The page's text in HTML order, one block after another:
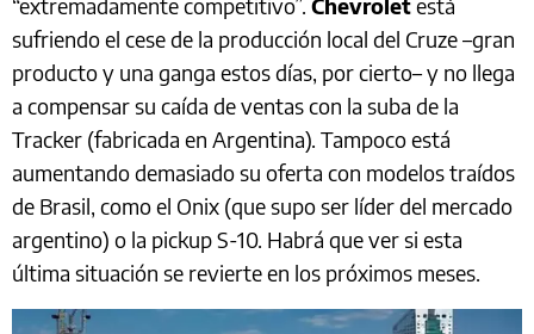
sufriendo el cese de la producción local del Cruze –gran
producto y una ganga estos días, por cierto– y no llega
a compensar su caída de ventas con la suba de la
Tracker (fabricada en Argentina). Tampoco está
aumentando demasiado su oferta con modelos traídos
de Brasil, como el Onix (que supo ser líder del mercado
argentino) o la pickup S-10. Habrá que ver si esta
última situación se revierte en los próximos meses.